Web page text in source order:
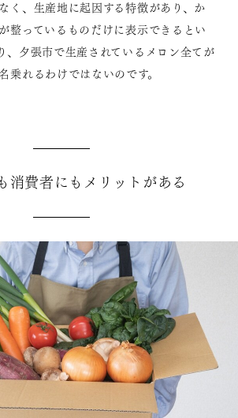
く、生産地に起因する特徴があり、か
整っているものだけに表示できるとい
、夕張市で生産されているメロン全てが
乗れるわけではないのです。
消費者にもメリットがある